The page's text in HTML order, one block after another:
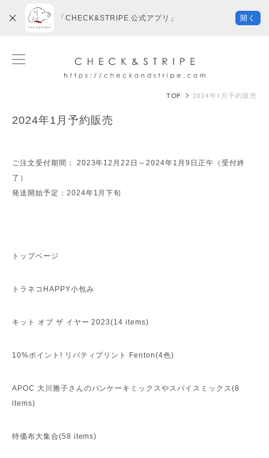
TOP 2024年1月予約販売
2024年1月予約販売
ご注文受付期間： 2023年12月22日～2024年1月9日正午（受付終
了）
発送開始予定：2024年1月下旬
トップページ
トラネコHAPPY小包み
キット オブ ザ イヤー 2023(14 items)
10%ポイント! リバティプリント Fenton(4色)
APOC 大川雅子さんのパンケーキミックスやスパイスミックス(8
items)
特価布大集合(58 items)
「CHECK&STRIPE 公式アプリ」 開く